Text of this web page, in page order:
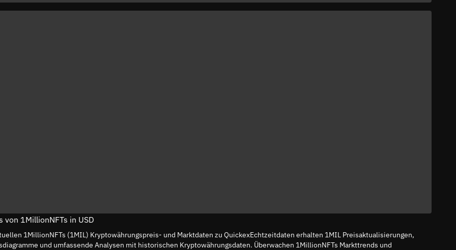
von 1MillionNFTs in USD
1MillionNFTs (1MIL) Kryptowährungspreis- und Marktdaten zu QuickexEchtzeitdaten erhalten 1MIL Preisaktualisierungen,
und umfassende Analysen mit historischen Kryptowährungsdaten. Überwachen 1MillionNFTs Markttrends und